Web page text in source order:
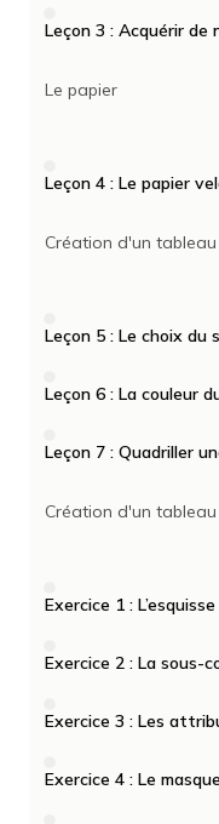
Leçon 3 : Acquérir de
Le papier
Leçon 4 : Le papier
Création d'un
Leçon 5 : Le choix du
Leçon 6 : La couleur
Leçon 7 : Quadriller
Création d'un
Exercice 1 :
Exercice 2 : La sous-
Exercice 3 : Les
Exercice 4 : Le